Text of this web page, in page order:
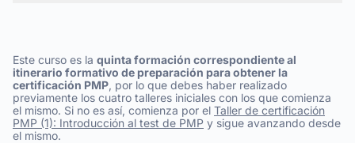
Este curso es la quinta formación correspondiente al
itinerario formativo de preparación para obtener la
certificación PMP, por lo que debes haber realizado
previamente los cuatro talleres iniciales con los que comienza
el mismo. Si no es así, comienza por el Taller de certificación
PMP (1): Introducción al test de PMP y sigue avanzando desde
el mismo.